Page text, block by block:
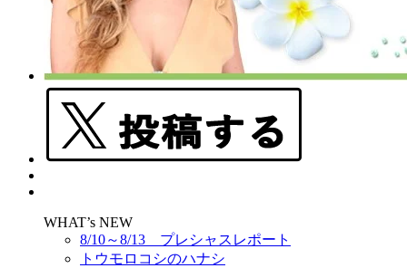
WHAT’s NEW
8/10～8/13 プレシャスレポート
トウモロコシのハナシ